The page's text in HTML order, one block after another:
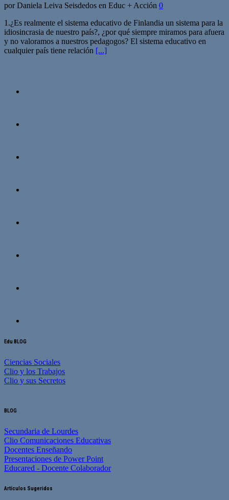
por Daniela Leiva Seisdedos en Educ + Acción 0
1.¿Es realmente el sistema educativo de Finlandia un sistema para la
idiosincrasia de nuestro país?, ¿por qué siempre miramos para afuera
y no valoramos a nuestros pedagogos? El sistema educativo en
cualquier país tiene relación [...]
Edu BLOG
Ciencias Sociales
Clio y los Trabajos
Clio y sus Secretos
BLOG
Secundaria de Lourdes
Clio Comunicaciones Educativas
Docentes Enseñando
Presentaciones de Power Point
Educared - Docente Colaborador
Artículos Sugeridos